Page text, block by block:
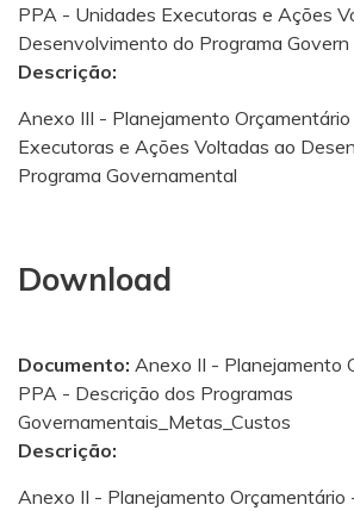
PPA - Unidades Executoras e Ações
Desenvolvimento do Programa Govern
Descrição:
Anexo III - Planejamento
Executoras e Ações Voltadas ao
Programa Governamental
Download
Documento: Anexo II - Planejamento
PPA - Descrição dos Programas
Governamentais_Metas_Custos
Descrição:
Anexo II - Planejamento Orçamentário